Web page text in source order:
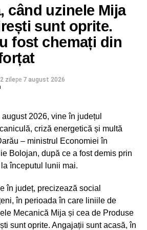
Dâmbovița se conturează
ce reunește experiența, răbdare
liberali, cu efervescența
și inițiativă.
mulți ani, colegi liberali!
PNL DÂMBOVIȚA
Media și pe Google News
PNL POLITIC SĂRBĂTOARE
va modifica modul de calcul
când uzinele Mija
sunt oprite.
fost chemați din
zilepe 7 august 2026
2026, vine în județul
criză energetică și multă
– ministrul Economiei în
Bolojan, după ce a fost demis prin
începutul lunii mai.
în județ, precizează social
în perioada în care liniile de
Mecanică Mija și cea de Produse
sunt oprite. Angajații sunt acasă, în